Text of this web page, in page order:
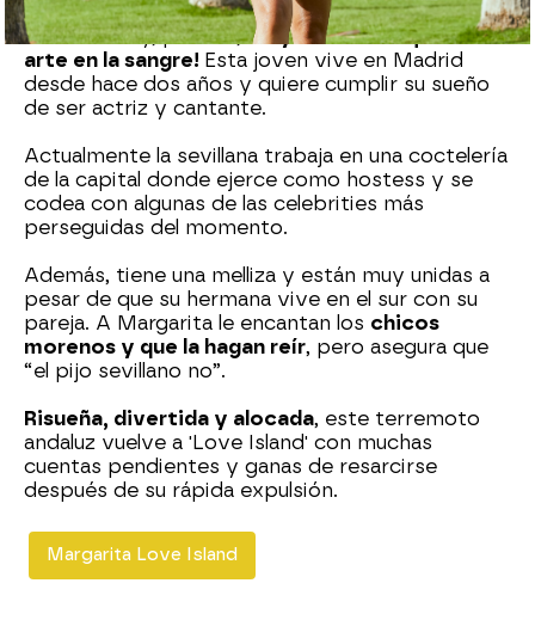
Margarita tiene 26 años, es sevillana de
nacimiento y, por ello,muy flamenca... ¡lleva el
arte en la sangre! Esta joven vive en Madrid
desde hace dos años y quiere cumplir su sueño
de ser actriz y cantante.
Actualmente la sevillana trabaja en una coctelería
de la capital donde ejerce como hostess y se
codea con algunas de las celebrities más
perseguidas del momento.
Además, tiene una melliza y están muy unidas a
pesar de que su hermana vive en el sur con su
pareja. A Margarita le encantan los chicos
morenos y que la hagan reír, pero asegura que
“el pijo sevillano no”.
Risueña, divertida y alocada, este terremoto
andaluz vuelve a 'Love Island' con muchas
cuentas pendientes y ganas de resarcirse
después de su rápida expulsión.
Margarita Love Island